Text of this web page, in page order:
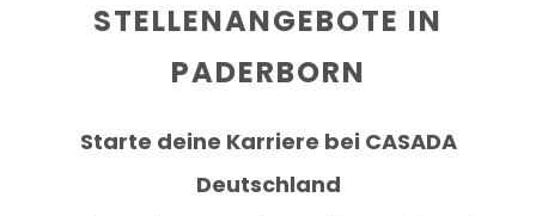
STELLENANGEBOTE IN
PADERBORN
Starte deine Karriere bei CASADA
Deutschland